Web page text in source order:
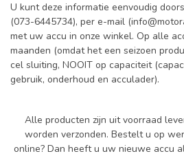
U kunt deze informatie eenvoudig
(073-6445734), per e-mail (
met uw accu in onze winkel. Op alle
maanden (omdat het een seizoen
cel sluiting, NOOIT op capaciteit
gebruik, onderhoud en acculader).
Alle producten zijn uit voorraad
worden verzonden. Bestelt u op
online? Dan heeft u uw nieuwe accu